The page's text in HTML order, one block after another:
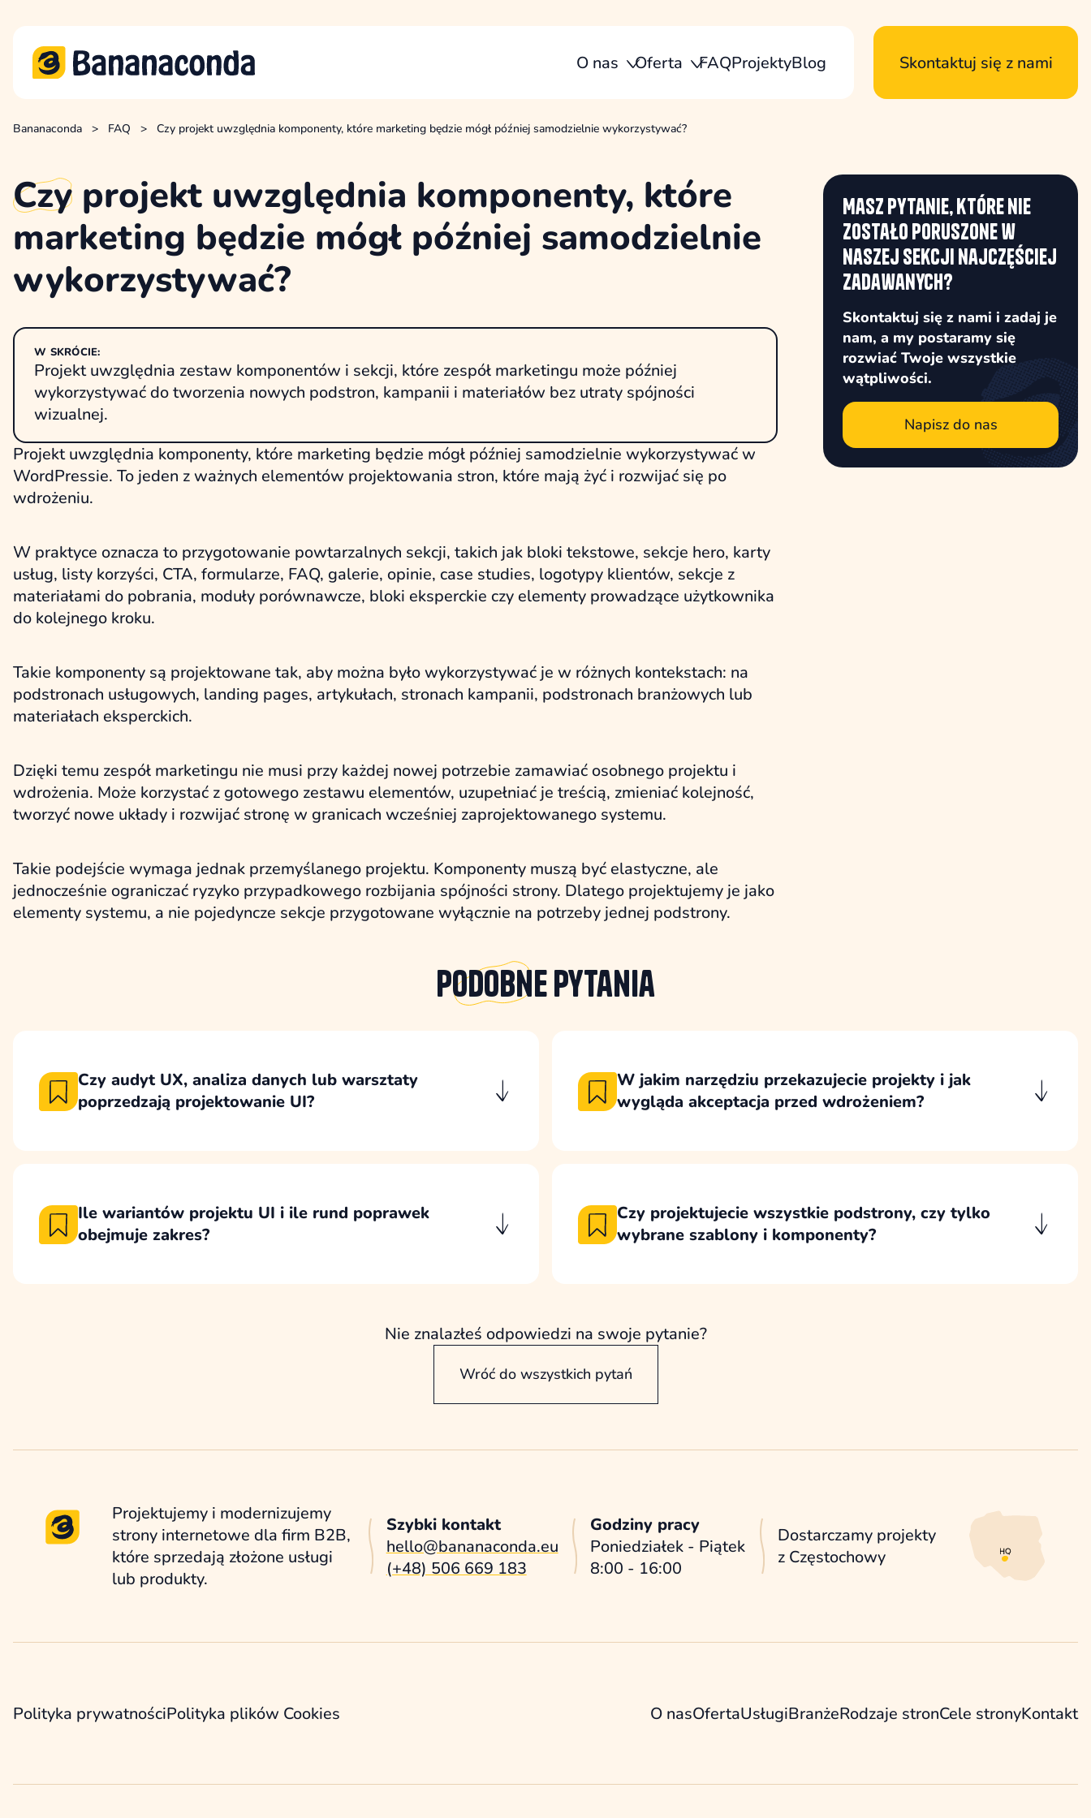
O nas Oferta FAQProjektyBlog Skontaktuj się z nami
Bananaconda > FAQ > Czy projekt uwzględnia komponenty, które marketing będzie mógł później samodzielnie wykorzystywać?
Czy projekt uwzględnia komponenty, które
marketing będzie mógł później samodzielnie
wykorzystywać?
W SKRÓCIE:
Projekt uwzględnia zestaw komponentów i sekcji, które zespół marketingu może później
wykorzystywać do tworzenia nowych podstron, kampanii i materiałów bez utraty spójności
wizualnej.
Projekt uwzględnia komponenty, które marketing będzie mógł później samodzielnie wykorzystywać w
WordPressie. To jeden z ważnych elementów projektowania stron, które mają żyć i rozwijać się po
wdrożeniu.
W praktyce oznacza to przygotowanie powtarzalnych sekcji, takich jak bloki tekstowe, sekcje hero, karty
usług, listy korzyści, CTA, formularze, FAQ, galerie, opinie, case studies, logotypy klientów, sekcje z
materiałami do pobrania, moduły porównawcze, bloki eksperckie czy elementy prowadzące użytkownika
do kolejnego kroku.
Takie komponenty są projektowane tak, aby można było wykorzystywać je w różnych kontekstach: na
podstronach usługowych, landing pages, artykułach, stronach kampanii, podstronach branżowych lub
materiałach eksperckich.
Dzięki temu zespół marketingu nie musi przy każdej nowej potrzebie zamawiać osobnego projektu i
wdrożenia. Może korzystać z gotowego zestawu elementów, uzupełniać je treścią, zmieniać kolejność,
tworzyć nowe układy i rozwijać stronę w granicach wcześniej zaprojektowanego systemu.
Takie podejście wymaga jednak przemyślanego projektu. Komponenty muszą być elastyczne, ale
jednocześnie ograniczać ryzyko przypadkowego rozbijania spójności strony. Dlatego projektujemy je jako
elementy systemu, a nie pojedyncze sekcje przygotowane wyłącznie na potrzeby jednej podstrony.
Masz pytanie, które nie
zostało poruszone w
naszej sekcji najczęściej
zadawanych?
Skontaktuj się z nami i zadaj je
nam, a my postaramy się
rozwiać Twoje wszystkie
wątpliwości.
Napisz do nas
Podobnepytania
Czy audyt UX, analiza danych lub warsztaty
poprzedzają projektowanie UI?
W jakim narzędziu przekazujecie projekty i jak
wygląda akceptacja przed wdrożeniem?
Ile wariantów projektu UI i ile rund poprawek
obejmuje zakres?
Czy projektujecie wszystkie podstrony, czy tylko
wybrane szablony i komponenty?
Nie znalazłeś odpowiedzi na swoje pytanie?
Wróć do wszystkich pytań
Projektujemy i modernizujemy
strony internetowe dla firm B2B,
które sprzedają złożone usługi
lub produkty.
Szybki kontakt
hello@bananaconda.eu
(+48) 506 669 183
Godziny pracy
Poniedziałek - Piątek
8:00 - 16:00
Dostarczamy projekty
z Częstochowy
Polityka prywatnościPolityka plików Cookies O nasOfertaUsługiBranżeRodzaje stronCele stronyKontakt